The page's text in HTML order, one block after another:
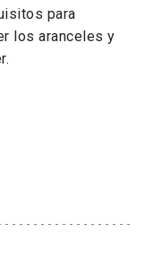
para
los aranceles y